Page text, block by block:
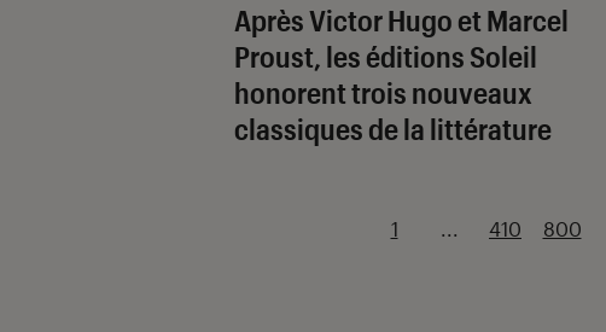
Après Victor Hugo et Marcel
Proust, les éditions Soleil
honorent trois nouveaux
classiques de la littérature
1 ... 410 800